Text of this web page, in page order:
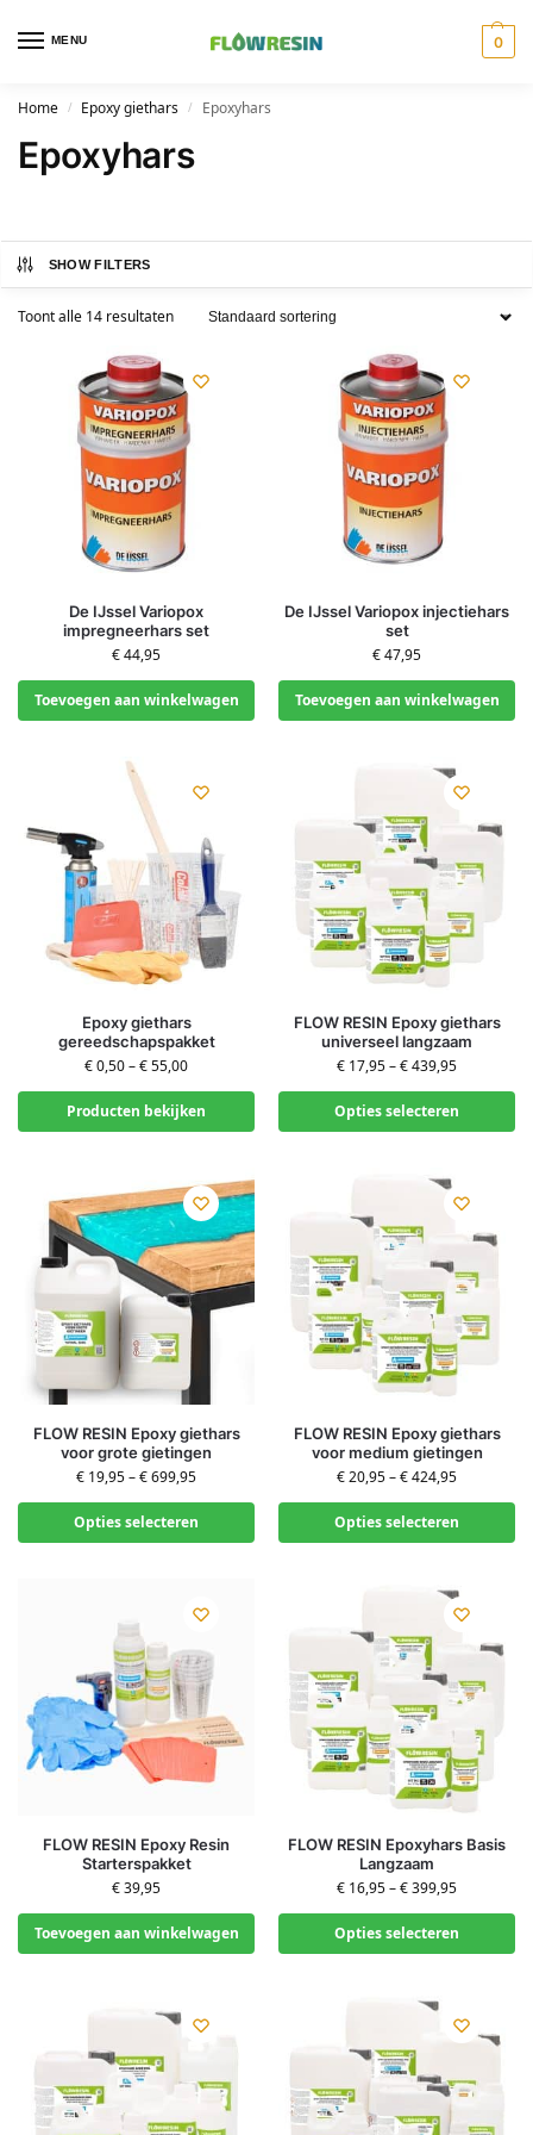
MENU 0
Home / Epoxy giethars / Epoxyhars
Epoxyhars
SHOW FILTERS
Toont alle 14 resultaten
De IJssel Variopox
impregneerhars set
€44,95
Toevoegen aan winkelwagen
De IJssel Variopox injectiehars
set
€47,95
Toevoegen aan winkelwagen
Epoxy giethars
gereedschapspakket
€0,50–€55,00
Producten bekijken
FLOW RESIN Epoxy giethars
universeel langzaam
€ 17,95–€439,95
Opties selecteren
FLOW RESIN Epoxy giethars
voor grote gietingen
€ 19,95–€699,95
Opties selecteren
FLOW RESIN Epoxy giethars
voor medium gietingen
€20,95–€424,95
Opties selecteren
FLOW RESIN Epoxy Resin
Starterspakket
€39,95
Toevoegen aan winkelwagen
FLOW RESIN Epoxyhars Basis
Langzaam
€ 16,95–€399,95
Opties selecteren